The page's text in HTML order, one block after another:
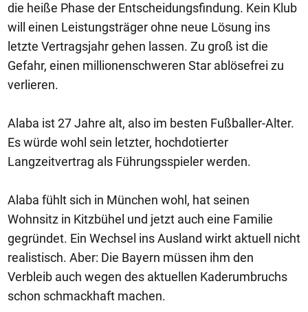
die heiße Phase der Entscheidungsfindung. Kein Klub
will einen Leistungsträger ohne neue Lösung ins
letzte Vertragsjahr gehen lassen. Zu groß ist die
Gefahr, einen millionenschweren Star ablösefrei zu
verlieren.
Alaba ist 27 Jahre alt, also im besten Fußballer-Alter.
Es würde wohl sein letzter, hochdotierter
Langzeitvertrag als Führungsspieler werden.
Alaba fühlt sich in München wohl, hat seinen
Wohnsitz in Kitzbühel und jetzt auch eine Familie
gegründet. Ein Wechsel ins Ausland wirkt aktuell nicht
realistisch. Aber: Die Bayern müssen ihm den
Verbleib auch wegen des aktuellen Kaderumbruchs
schon schmackhaft machen.